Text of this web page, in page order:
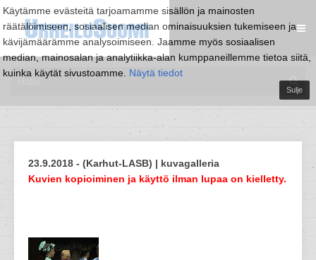
Käytämme evästeitä tarjoamamme sisällön ja mainosten
räätälöimiseen, sosiaalisen median ominaisuuksien tukemiseen ja
kävijämäärämme analysoimiseen. Jaamme myös sosiaalisen
median, mainosalan ja analytiikka-alan kumppaneillemme tietoa siitä,
kuinka käytät sivustoamme. Näytä tiedot
Sulje
23.9.2018 - (Karhut-LASB) | kuvagalleria
Kuvien kopioiminen ja käyttö ilman lupaa on kielletty.